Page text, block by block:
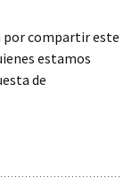
por compartir este
estamos
de